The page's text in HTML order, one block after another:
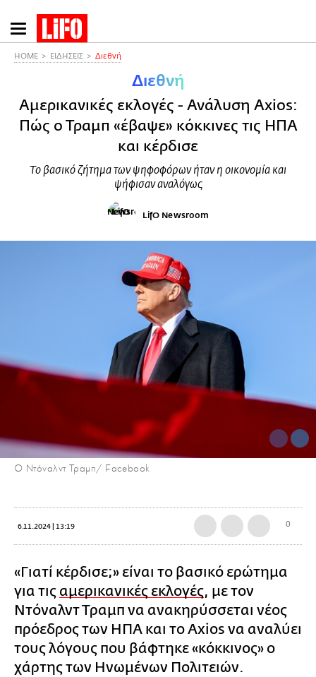
Παράκαμψη
προς
HOME ΕΙΔΗΣΕΙΣ Διεθνή
Διεθνή
Αμερικανικές εκλογές - Ανάλυση Axios:
Πώς ο Τραμπ «έβαψε» κόκκινες τις ΗΠΑ
και κέρδισε
Το βασικό ζήτημα των ψηφοφόρων ήταν η οικονομία και
ψήφισαν αναλόγως
LifO Newsroom
Ο Ντόναλντ Τραμπ/ Facebook
6.11.2024 | 13:19 0
«Γιατί κέρδισε;» είναι το βασικό ερώτημα
για τις αμερικανικές εκλογές, με τον
Ντόναλντ Τραμπ να ανακηρύσσεται νέος
πρόεδρος των ΗΠΑ και το Axios να αναλύει
τους λόγους που βάφτηκε «κόκκινος» ο
χάρτης των Ηνωμένων Πολιτειών.